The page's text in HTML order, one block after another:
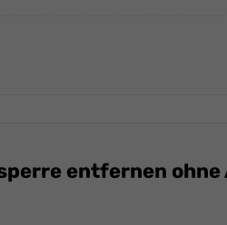
entfernen ohne